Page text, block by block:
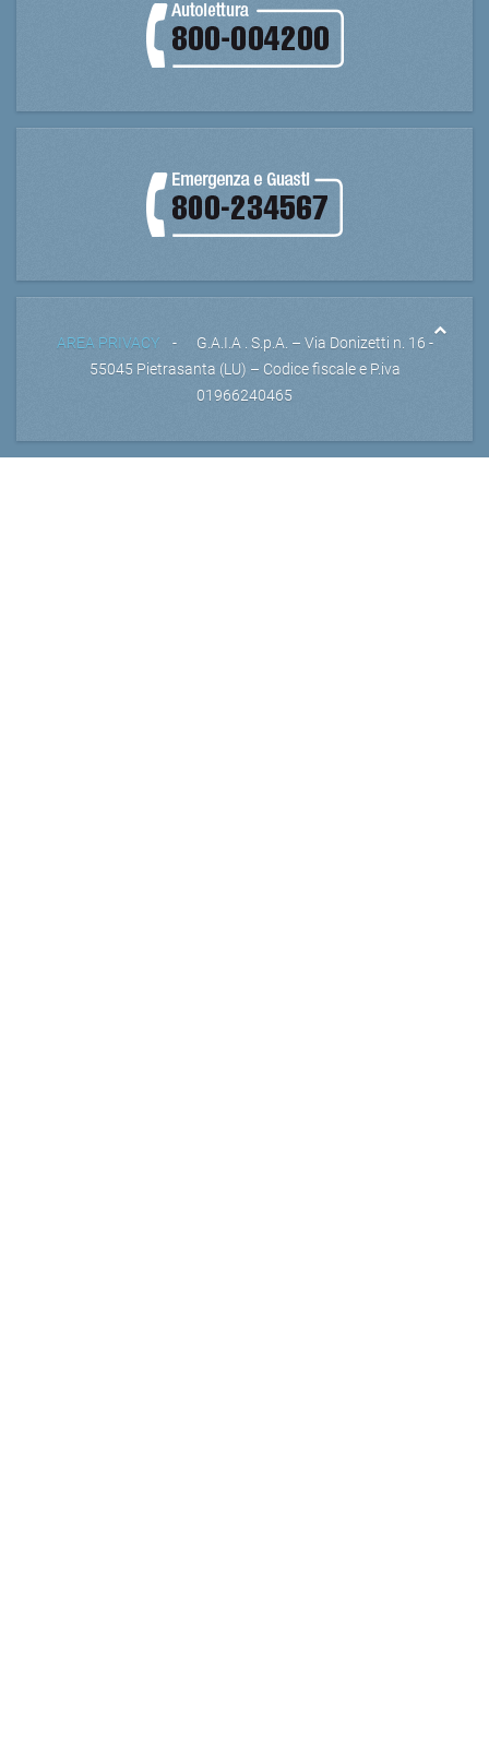
AREA PRIVACY- G.A.I.A . S.p.A. – Via Donizetti n. 16 -
55045 Pietrasanta (LU) – Codice fiscale e P.iva
01966240465